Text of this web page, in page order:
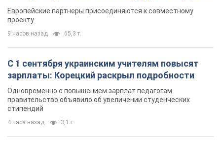
Видео
Европейские партнеры присоединяются к совместному
проекту
9 часов назад 65,3 т.
С 1 сентября украинским учителям повысят
зарплаты: Корецкий раскрыл подробности
Одновременно с повышением зарплат педагогам
правительство объявило об увеличении студенческих
стипендий
4 часа назад 3,1 т.